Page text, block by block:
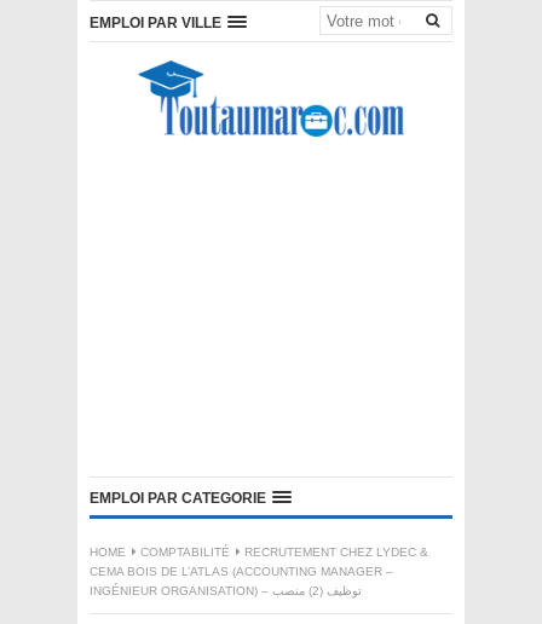
EMPLOI PAR VILLE
EMPLOI PAR CATEGORIE
HOME COMPTABILITÉ
RECRUTEMENT CHEZ LYDEC &
CEMA BOIS DE L’ATLAS (ACCOUNTING MANAGER –
INGÉNIEUR ORGANISATION) – توظيف (2) منصب